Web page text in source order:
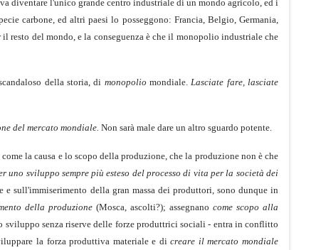
diventare l'unico grande centro industriale di un mondo agricolo, ed i
carbone, ed altri paesi lo posseggono: Francia, Belgio, Germania,
resto del mondo, e la conseguenza è che il monopolio industriale che
della storia, di monopolio mondiale. Lasciate fare, lasciate
del mercato mondiale. Non sarà male dare un altro sguardo potente.
la causa e lo scopo della produzione, che la produzione non è che
uno sviluppo sempre più esteso del processo di vita per la società dei
sull'immiserimento della gran massa dei produttori, sono dunque in
della produzione (Mosca, ascolti?); assegnano come scopo alla
senza riserve delle forze produttrici sociali - entra in conflitto
la forza produttiva materiale e dicreare il mercato mondiale